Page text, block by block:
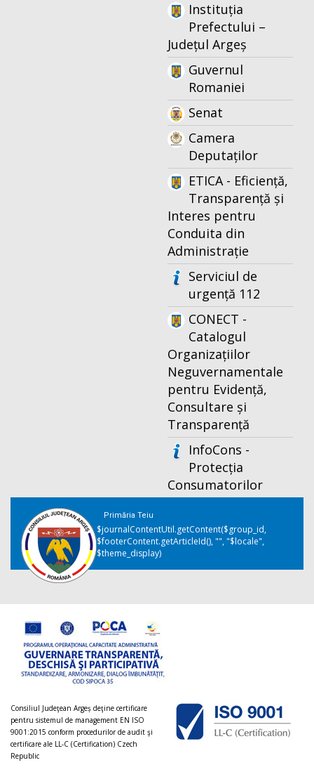
Instituția
Prefectului –
Județul Argeș
Guvernul
Romaniei
Senat
Camera
Deputaților
ETICA - Eficiență,
Transparență și
Interes pentru
Conduita din
Administrație
Serviciul de
urgență 112
CONECT -
Catalogul
Organizațiilor
Neguvernamentale
pentru Evidență,
Consultare și
Transparență
InfoCons -
Protecția
Consumatorilor
Primăria Teiu
$journalContentUtil.getContent($group_id,
$footerContent.getArticleId(), "", "$locale",
$theme_display)
Consiliul Judeţean Argeș deţine certificare
pentru sistemul de management EN ISO
9001:2015 conform procedurilor de audit şi
certificare ale LL-C (Certification) Czech
Republic